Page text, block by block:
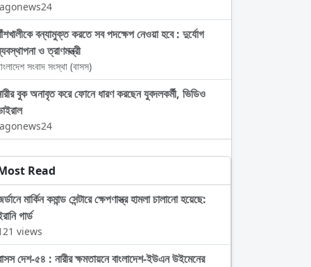
বন্যামুক্ত করতে সব পদক্ষেপ নেওয়া হবে : দুর্যোগ
ও ত্রাণমন্ত্রী
সংবাদ সংস্থা (বাসস)
বুক অনাবৃত করে ফোনে ধারণ করছেন যুবদলকর্মী, ভিডিও
Read
মার্কিন কমান্ড সেন্টারে ক্ষেপণাস্ত্র হামলা চালানো হয়েছে:
গার্ড
views
দেশ-৫৪ : নারীর ক্ষমতায়নে বাংলাদেশ-ইউএন উইমেনের